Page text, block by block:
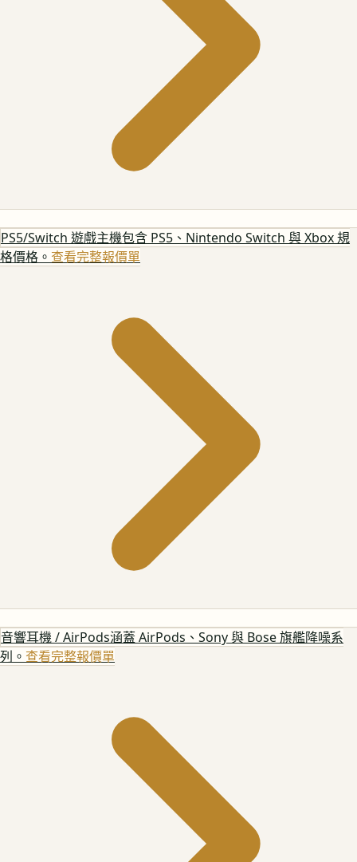
PS5/Switch 遊戲主機包含 PS5、Nintendo Switch 與 Xbox 規
格價格。 查看完整報價單
音響耳機 / AirPods涵蓋 AirPods、Sony 與 Bose 旗艦降噪系
列。 查看完整報價單